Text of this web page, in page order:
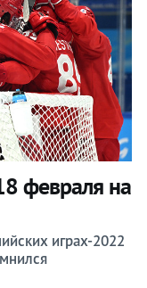
февраля на
играх-2022